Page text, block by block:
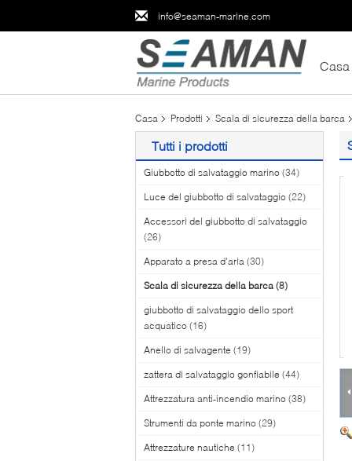
info@seaman-marine.com
Casa
Casa Prodotti Scala di sicurezza della barca
Tutti i prodotti
Giubbotto di salvataggio marino (34)
Luce del giubbotto di salvataggio (22)
Accessori del giubbotto di salvataggio
(26)
Apparato a presa d'aria (30)
Scala di sicurezza della barca (8)
giubbotto di salvataggio dello sport
acquatico (16)
Anello di salvagente (19)
zattera di salvataggio gonfiabile (44)
Attrezzatura anti-incendio marino (38)
Strumenti da ponte marino (29)
Attrezzature nautiche (11)